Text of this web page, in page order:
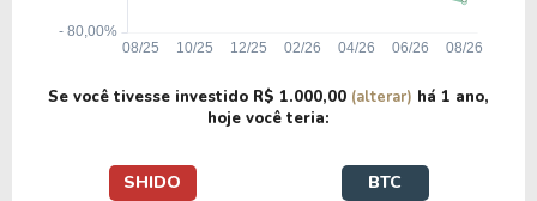
Se você tivesse investido R$ 1.000,00 (alterar) há 1 ano,
hoje você teria:
SHIDO
BTC